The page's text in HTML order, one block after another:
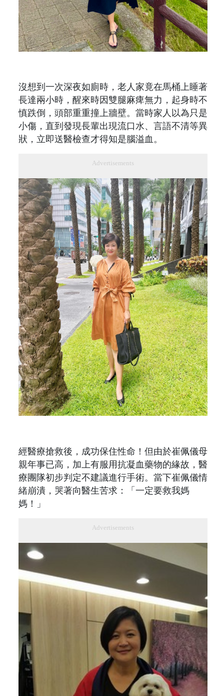
沒想到一次深夜如廁時，老人家竟在馬桶上睡著
長達兩小時，醒來時因雙腿麻痺無力，起身時不
慎跌倒，頭部重重撞上牆壁。當時家人以為只是
小傷，直到發現長輩出現流口水、言語不清等異
狀，立即送醫檢查才得知是腦溢血。
Advertisements
經醫療搶救後，成功保住性命！但由於崔佩儀母
親年事已高，加上有服用抗凝血藥物的緣故，醫
療團隊初步判定不建議進行手術。當下崔佩儀情
緒崩潰，哭著向醫生苦求：「一定要救我媽
媽！」
Advertisements